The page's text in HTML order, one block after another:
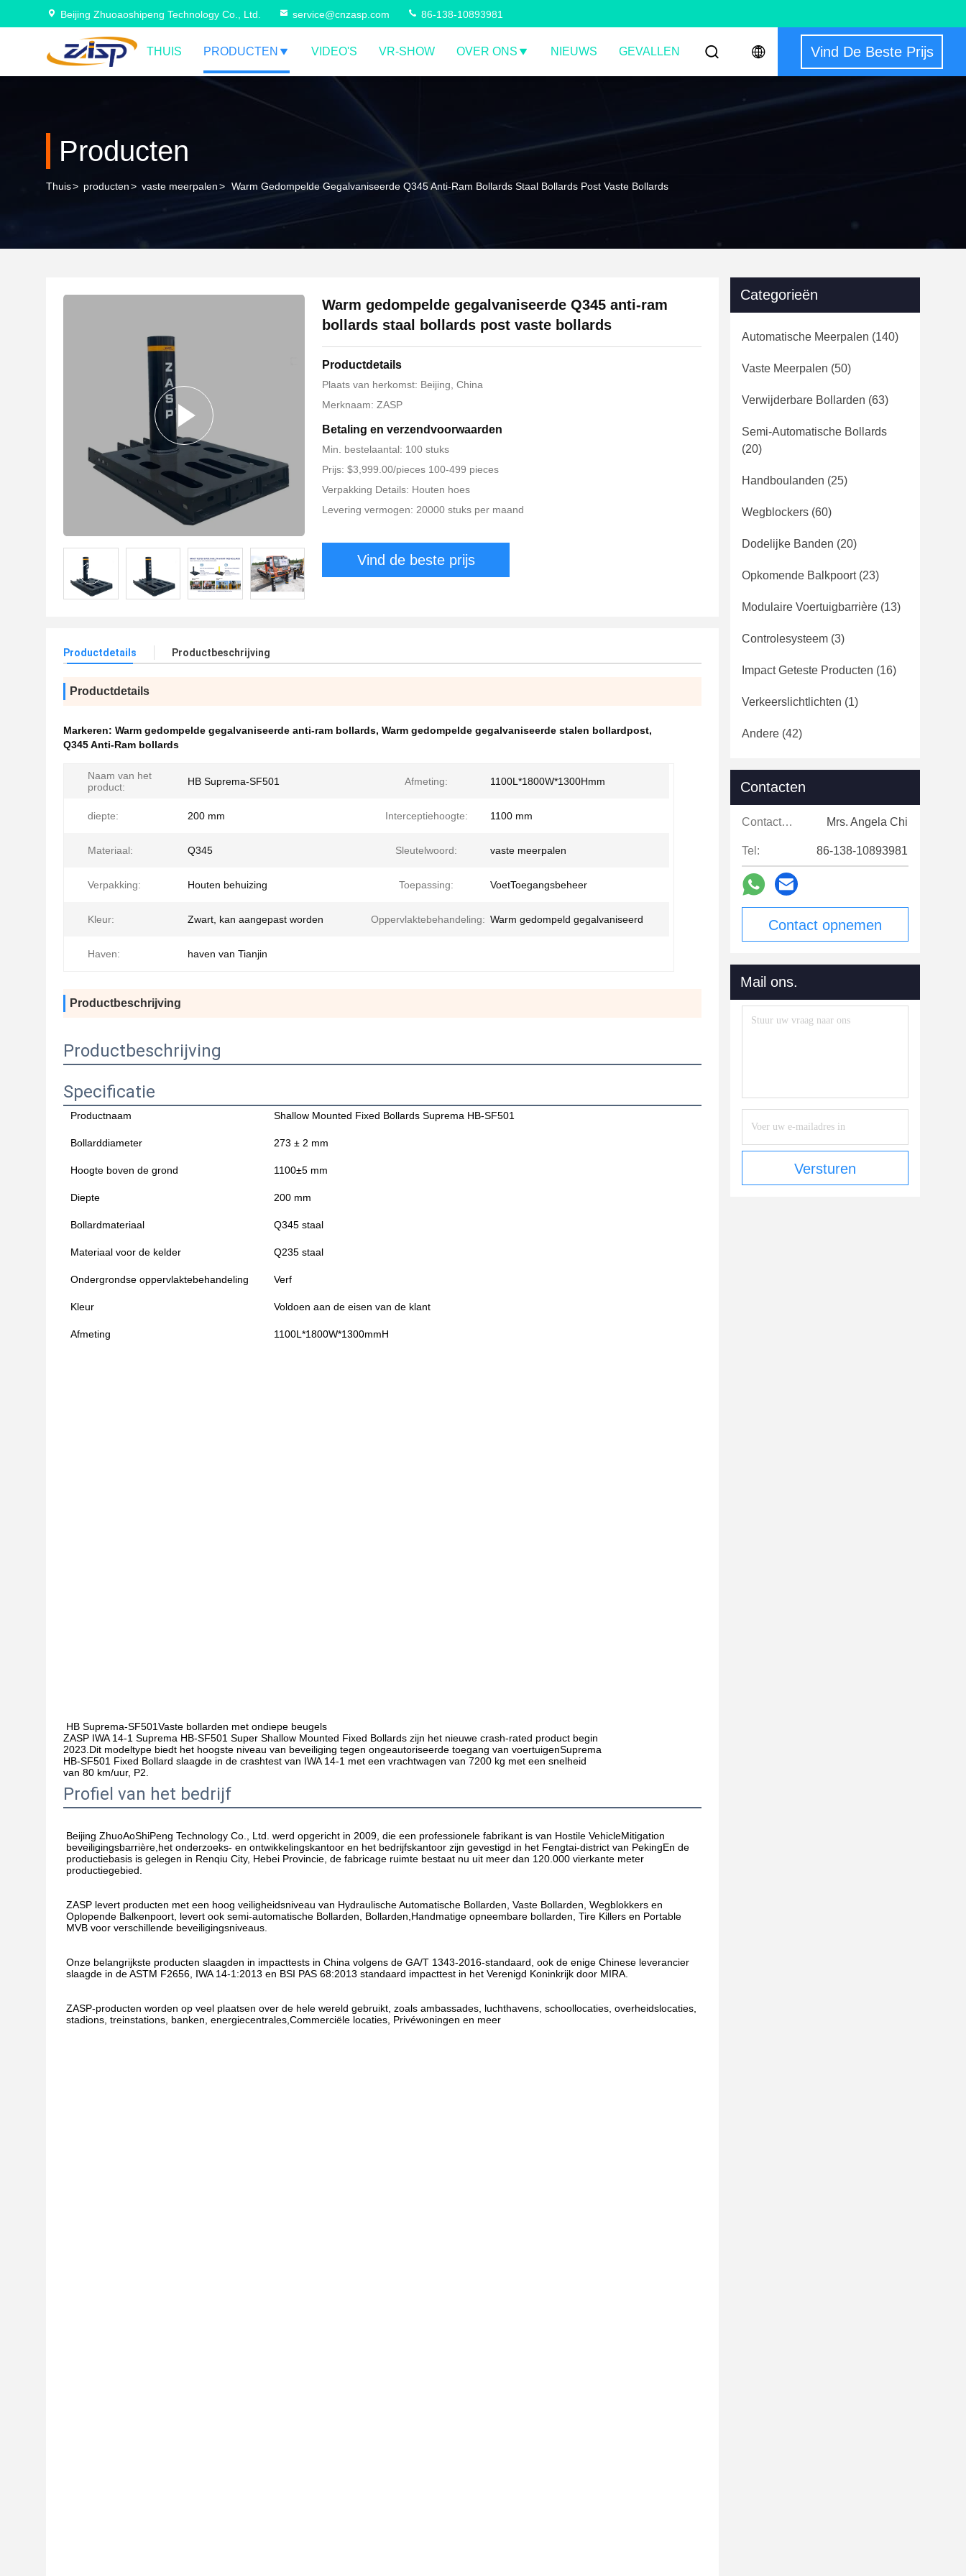
Beijing Zhuoaoshipeng Technology Co., Ltd. service@cnzasp.com 86-138-10893981
THUIS PRODUCTEN VIDEO'S VR-SHOW OVER ONS NIEUWS GEVALLEN Vind De Beste Prijs
Producten
Thuis> producten> vaste meerpalen> Warm Gedompelde Gegalvaniseerde Q345 Anti-Ram Bollards Staal Bollards Post Vaste Bollards
Warm gedompelde gegalvaniseerde Q345 anti-ram
bollards staal bollards post vaste bollards
Productdetails
Plaats van herkomst: Beijing, China
Merknaam: ZASP
Betaling en verzendvoorwaarden
Min. bestelaantal: 100 stuks
Prijs: $3,999.00/pieces 100-499 pieces
Verpakking Details: Houten hoes
Levering vermogen: 20000 stuks per maand
Vind de beste prijs
Productdetails Productbeschrijving
Productdetails
Markeren: Warm gedompelde gegalvaniseerde anti-ram bollards, Warm gedompelde gegalvaniseerde stalen bollardpost,
Q345 Anti-Ram bollards
Naam van het
product:
HB Suprema-SF501 Afmeting: 1100L*1800W*1300Hmm
diepte: 200 mm Interceptiehoogte: 1100 mm
Materiaal: Q345 Sleutelwoord: vaste meerpalen
Verpakking: Houten behuizing Toepassing: VoetToegangsbeheer
Kleur: Zwart, kan aangepast worden Oppervlaktebehandeling: Warm gedompeld gegalvaniseerd
Haven: haven van Tianjin
Productbeschrijving
Productbeschrijving
Specificatie
Productnaam Shallow Mounted Fixed Bollards Suprema HB-SF501
Bollarddiameter 273 ± 2 mm
Hoogte boven de grond 1100±5 mm
Diepte 200 mm
Bollardmateriaal Q345 staal
Materiaal voor de kelder Q235 staal
Ondergrondse oppervlaktebehandeling Verf
Kleur Voldoen aan de eisen van de klant
Afmeting 1100L*1800W*1300mmH
HB Suprema-SF501Vaste bollarden met ondiepe beugels
ZASP IWA 14-1 Suprema HB-SF501 Super Shallow Mounted Fixed Bollards zijn het nieuwe crash-rated product begin
2023.Dit modeltype biedt het hoogste niveau van beveiliging tegen ongeautoriseerde toegang van voertuigenSuprema
HB-SF501 Fixed Bollard slaagde in de crashtest van IWA 14-1 met een vrachtwagen van 7200 kg met een snelheid
van 80 km/uur, P2.
Profiel van het bedrijf
Beijing ZhuoAoShiPeng Technology Co., Ltd. werd opgericht in 2009, die een professionele fabrikant is van Hostile VehicleMitigation
beveiligingsbarrière,het onderzoeks- en ontwikkelingskantoor en het bedrijfskantoor zijn gevestigd in het Fengtai-district van PekingEn de
productiebasis is gelegen in Renqiu City, Hebei Provincie, de fabricage ruimte bestaat nu uit meer dan 120.000 vierkante meter
productiegebied.
ZASP levert producten met een hoog veiligheidsniveau van Hydraulische Automatische Bollarden, Vaste Bollarden, Wegblokkers en
Oplopende Balkenpoort, levert ook semi-automatische Bollarden, Bollarden,Handmatige opneembare bollarden, Tire Killers en Portable
MVB voor verschillende beveiligingsniveaus.
Onze belangrijkste producten slaagden in impacttests in China volgens de GA/T 1343-2016-standaard, ook de enige Chinese leverancier
slaagde in de ASTM F2656, IWA 14-1:2013 en BSI PAS 68:2013 standaard impacttest in het Verenigd Koninkrijk door MIRA.
ZASP-producten worden op veel plaatsen over de hele wereld gebruikt, zoals ambassades, luchthavens, schoollocaties, overheidslocaties,
stadions, treinstations, banken, energiecentrales,Commerciële locaties, Privéwoningen en meer
Categorieën
Automatische Meerpalen (140)
Vaste Meerpalen (50)
Verwijderbare Bollarden (63)
Semi-Automatische Bollards
(20)
Handboulanden (25)
Wegblockers (60)
Dodelijke Banden (20)
Opkomende Balkpoort(23)
Modulaire Voertuigbarrière (13)
Controlesysteem (3)
Impact Geteste Producten (16)
Verkeerslichtlichten (1)
Andere (42)
Contacten
Contacten: Mrs. Angela Chi
Tel: 86-138-10893981
Contact opnemen
Mail ons.
Versturen